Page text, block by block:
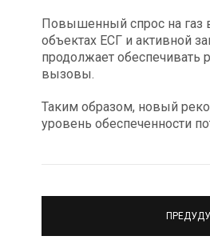
Повышенный спрос на газ
объектах ЕСГ и активной
продолжает обеспечивать
вызовы.
Таким образом, новый
уровень обеспеченности